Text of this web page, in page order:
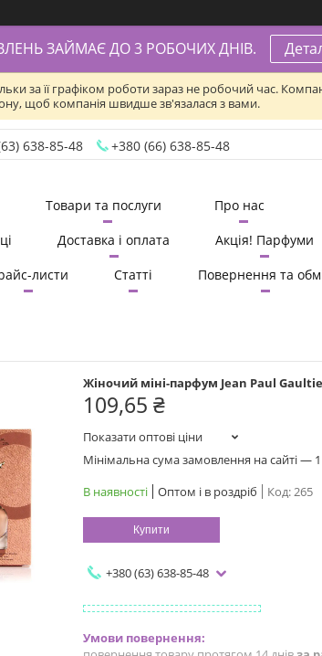
ЗАЙМАЄ ДО 3 РОБОЧИХ ДНІВ.
за її графіком роботи зараз не робочий час.
щоб компанія швидше зв'язалася з вами.
638-85-48 +380 (66) 638-85-48
Товари та послуги
Про нас
Доставка і оплата
Акція! Парфуми
листи Статті Повернення та
Жіночий міні-парфум Jean Paul
109,65 ₴
Показати оптові ціни
Мінімальна сума замовлення на сайті —
В наявності
Оптом і в роздріб Код:265
Купити
+380 (63) 638-85-48